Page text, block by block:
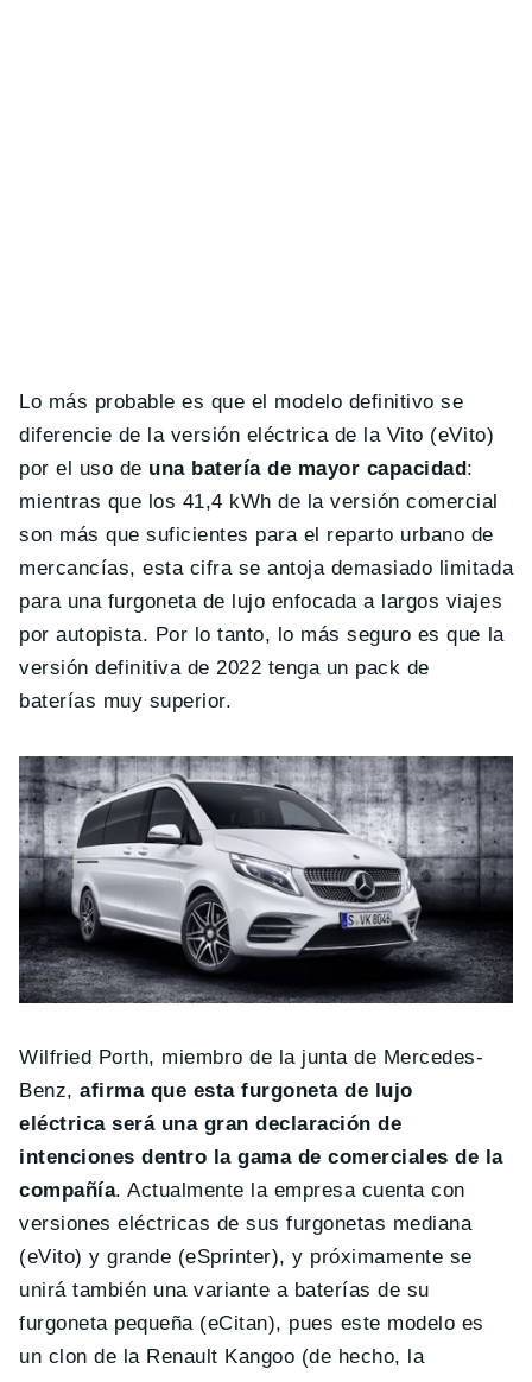
Lo más probable es que el modelo definitivo se
diferencie de la versión eléctrica de la Vito (eVito)
por el uso de una batería de mayor capacidad:
mientras que los 41,4 kWh de la versión comercial
son más que suficientes para el reparto urbano de
mercancías, esta cifra se antoja demasiado limitada
para una furgoneta de lujo enfocada a largos viajes
por autopista. Por lo tanto, lo más seguro es que la
versión definitiva de 2022 tenga un pack de
baterías muy superior.
Wilfried Porth, miembro de la junta de Mercedes-
Benz,afirma que esta furgoneta de lujo
eléctrica será una gran declaración de
intenciones dentro la gama de comerciales de la
compañía. Actualmente la empresa cuenta con
versiones eléctricas de sus furgonetas mediana
(eVito) y grande (eSprinter), y próximamente se
unirá también una variante a baterías de su
furgoneta pequeña (eCitan), pues este modelo es
un clon de la Renault Kangoo (de hecho, la